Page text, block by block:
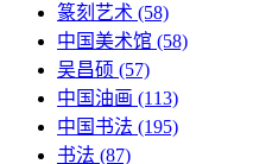
篆刻艺术 (58)
中国美术馆 (58)
吴昌硕 (57)
中国油画 (113)
中国书法 (195)
书法 (87)